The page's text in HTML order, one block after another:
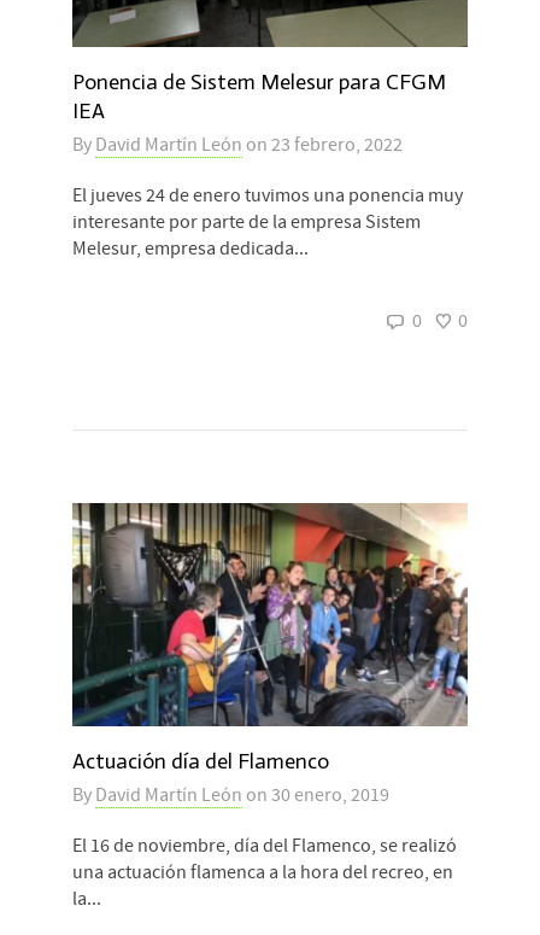
Ponencia de Sistem Melesur para CFGM
IEA
By David Martín León on 23 febrero, 2022
El jueves 24 de enero tuvimos una ponencia muy
interesante por parte de la empresa Sistem
Melesur, empresa dedicada...
0 0
Actuación día del Flamenco
By David Martín León on 30 enero, 2019
El 16 de noviembre, día del Flamenco, se realizó
una actuación flamenca a la hora del recreo, en
la...